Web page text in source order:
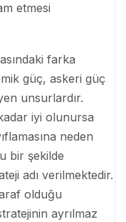
etmesi
farka
güç, askeri güç
unsurlardır.
iyi olunursa
neden
bir şekilde
adı verilmektedir.
olduğu
ayrılmaz